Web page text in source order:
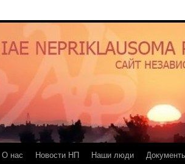
О нас Новости НП Наши люди